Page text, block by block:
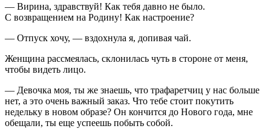
— Вирина, здравствуй! Как тебя давно не было.
С возвращением на Родину! Как настроение?
— Отпуск хочу, — вздохнула я, допивая чай.
Женщина рассмеялась, склонилась чуть в стороне от меня,
чтобы видеть лицо.
— Девочка моя, ты же знаешь, что трафаретчиц у нас больше
нет, а это очень важный заказ. Что тебе стоит покутить
недельку в новом образе? Он кончится до Нового года, мне
обещали, ты еще успеешь побыть собой.